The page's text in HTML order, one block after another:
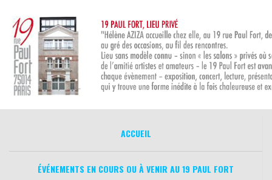
contenu
ACCUEIL
ÉVÉNEMENTS EN COURS OU À VENIR AU 19 PAUL FORT